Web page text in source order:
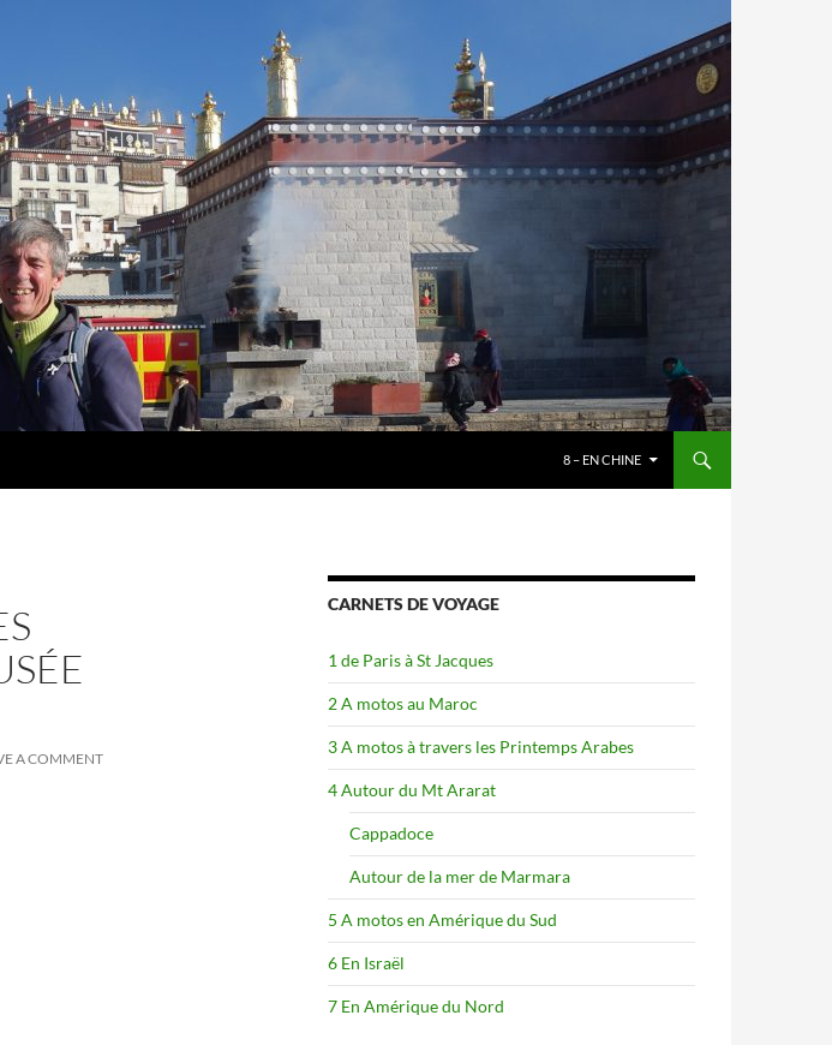
8 – EN CHINE
A COMMENT
CARNETS DE VOYAGE
1 de Paris à St Jacques
2 A motos au Maroc
3 A motos à travers les Printemps Arabes
4 Autour du Mt Ararat
Cappadoce
Autour de la mer de Marmara
5 A motos en Amérique du Sud
6 En Israël
7 En Amérique du Nord